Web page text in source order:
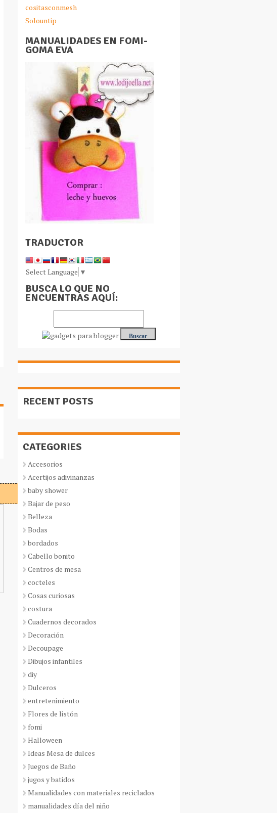
cositasconmesh
Solountip
MANUALIDADES EN FOMI-
GOMA EVA
TRADUCTOR
Select Language ▼
BUSCA LO QUE NO
ENCUENTRAS AQUÍ:
RECENT POSTS
CATEGORIES
Accesorios
Acertijos adivinanzas
baby shower
Bajar de peso
Belleza
Bodas
bordados
Cabello bonito
Centros de mesa
cocteles
Cosas curiosas
costura
Cuadernos decorados
Decoración
Decoupage
Dibujos infantiles
diy
Dulceros
entretenimiento
Flores de listón
fomi
Halloween
Ideas Mesa de dulces
Juegos de Baño
jugos y batidos
Manualidades con materiales reciclados
manualidades día del niño